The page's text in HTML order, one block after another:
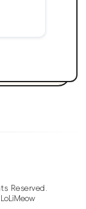
Reserved.
LoLiMeow